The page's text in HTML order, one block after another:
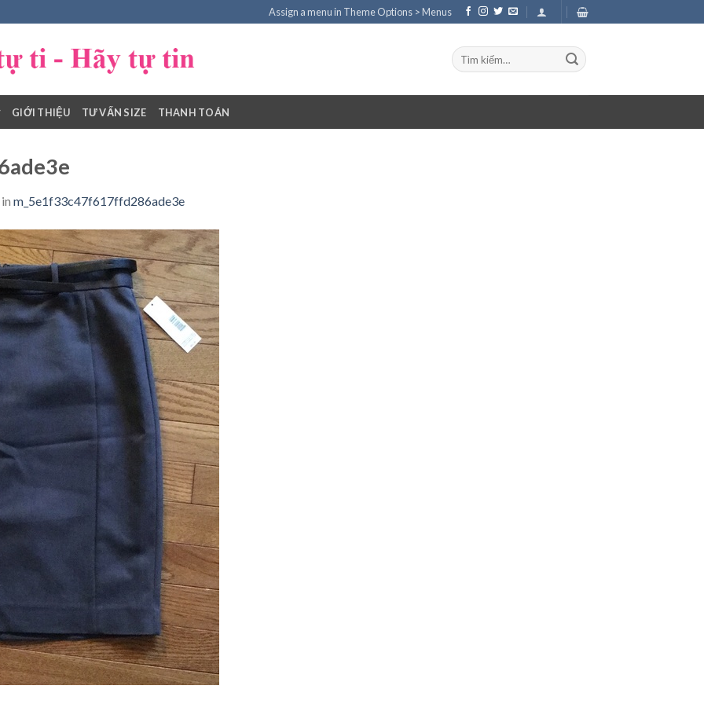
Assign a menu in Theme Options > Menus
Tìm
kiếm:
GIỚI THIỆU TƯ VẤN SIZE THANH TOÁN
in m_5e1f33c47f617ffd286ade3e